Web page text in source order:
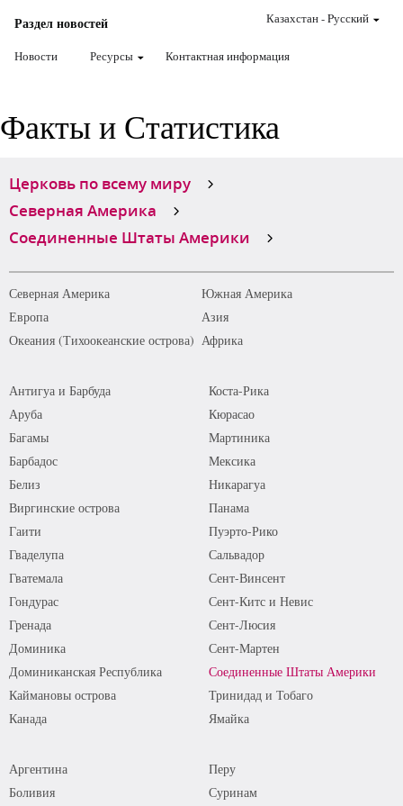
Раздел новостей
Новости Ресурсы Контактная информация
Казахстан-Pусский
Факты и Статистика
Церковь по всему миру
Северная Америка
Соединенные Штаты Америки
Северная Америка
Южная Америка
Европа
Азия
Океания (Тихоокеанские острова) Африка
Антигуа и Барбуда
Аруба
Багамы
Барбадос
Белиз
Виргинские острова
Гаити
Гваделупа
Гватемала
Гондурас
Гренада
Доминика
Доминиканская Республика
Каймановы острова
Канада
Коста-Рика
Кюрасао
Мартиника
Мексика
Никарагуа
Панама
Пуэрто-Рико
Сальвадор
Сент-Винсент
Сент-Китс и Невис
Сент-Люсия
Сент-Мартен
Соединенные Штаты Америки
Тринидад и Тобаго
Ямайка
Аргентина
Боливия
Перу
Суринам